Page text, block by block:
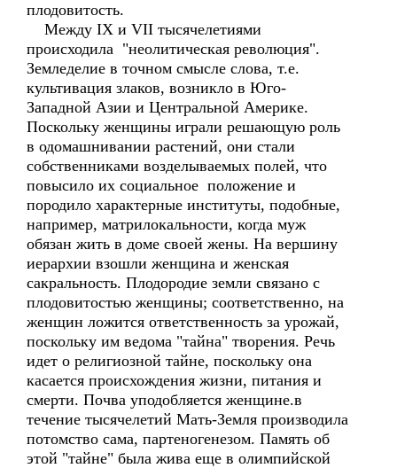
плодовитость.
Между IX и VII тысячелетиями
происходила "неолитическая революция".
Земледелие в точном смысле слова, т.е.
культивация злаков, возникло в Юго-
Западной Азии и Центральной Америке.
Поскольку женщины играли решающую роль
в одомашнивании растений, они стали
собственниками возделываемых полей, что
повысило их социальное положение и
породило характерные институты, подобные,
например, матрилокальности, когда муж
обязан жить в доме своей жены. На вершину
иерархии взошли женщина и женская
сакральность. Плодородие земли связано с
плодовитостью женщины; соответственно, на
женщин ложится ответственность за урожай,
поскольку им ведома "тайна" творения. Речь
идет о религиозной тайне, поскольку она
касается происхождения жизни, питания и
смерти. Почва уподобляется женщине.в
течение тысячелетий Мать-Земля производила
потомство сама, партеногенезом. Память об
этой "тайне" была жива еще в олимпийской